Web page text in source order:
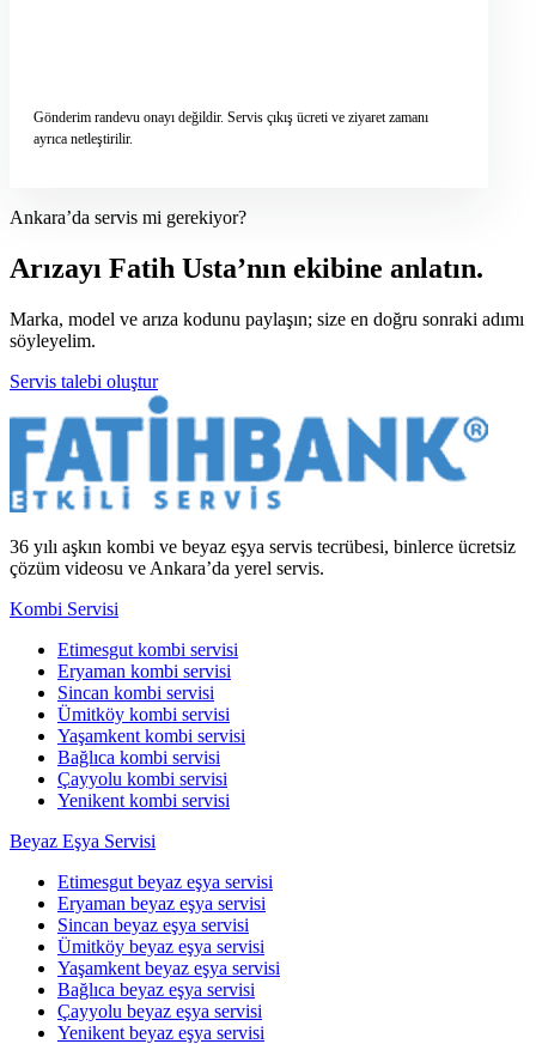
Gönderim randevu onayı değildir. Servis çıkış ücreti ve ziyaret zamanı
ayrıca netleştirilir.
Ankara’da servis mi gerekiyor?
Arızayı Fatih Usta’nın ekibine anlatın.
Marka, model ve arıza kodunu paylaşın; size en doğru sonraki adımı
söyleyelim.
Servis talebi oluştur
36 yılı aşkın kombi ve beyaz eşya servis tecrübesi, binlerce ücretsiz
çözüm videosu ve Ankara’da yerel servis.
Kombi Servisi
Etimesgut kombi servisi
Eryaman kombi servisi
Sincan kombi servisi
Ümitköy kombi servisi
Yaşamkent kombi servisi
Bağlıca kombi servisi
Çayyolu kombi servisi
Yenikent kombi servisi
Beyaz Eşya Servisi
Etimesgut beyaz eşya servisi
Eryaman beyaz eşya servisi
Sincan beyaz eşya servisi
Ümitköy beyaz eşya servisi
Yaşamkent beyaz eşya servisi
Bağlıca beyaz eşya servisi
Çayyolu beyaz eşya servisi
Yenikent beyaz eşya servisi